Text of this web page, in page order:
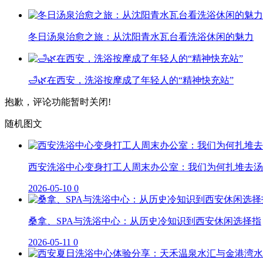
冬日汤泉治愈之旅：从沈阳青水瓦台看洗浴休闲的魅力
🛁🌿在西安，洗浴按摩成了年轻人的“精神快充站”
抱歉，评论功能暂时关闭!
随机图文
西安洗浴中心变身打工人周末办公室：我们为何扎堆去
2026-05-10 0
桑拿、SPA与洗浴中心：从历史冷知识到西安休闲选择指
2026-05-11 0